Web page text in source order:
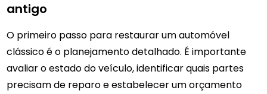
antigo
O primeiro passo para restaurar um automóvel
clássico é o planejamento detalhado. É importante
avaliar o estado do veículo, identificar quais partes
precisam de reparo e estabelecer um orçamento